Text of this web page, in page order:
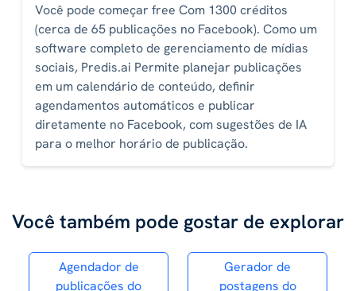
Você pode começar free Com 1300 créditos
(cerca de 65 publicações no Facebook). Como um
software completo de gerenciamento de mídias
sociais, Predis.ai Permite planejar publicações
em um calendário de conteúdo, definir
agendamentos automáticos e publicar
diretamente no Facebook, com sugestões de IA
para o melhor horário de publicação.
Você também pode gostar de explorar
Agendador de
publicações do
Gerador de
postagens do